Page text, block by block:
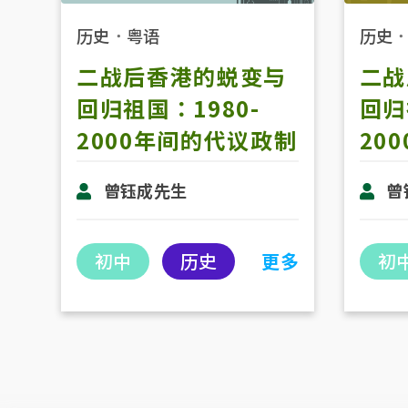
历史 ． 粤语
二战后香港的蜕变与
回归祖国：1980-
2000年间的代议政制
曾钰成先生
初中 历史 更多
历史
二
回
曾
初